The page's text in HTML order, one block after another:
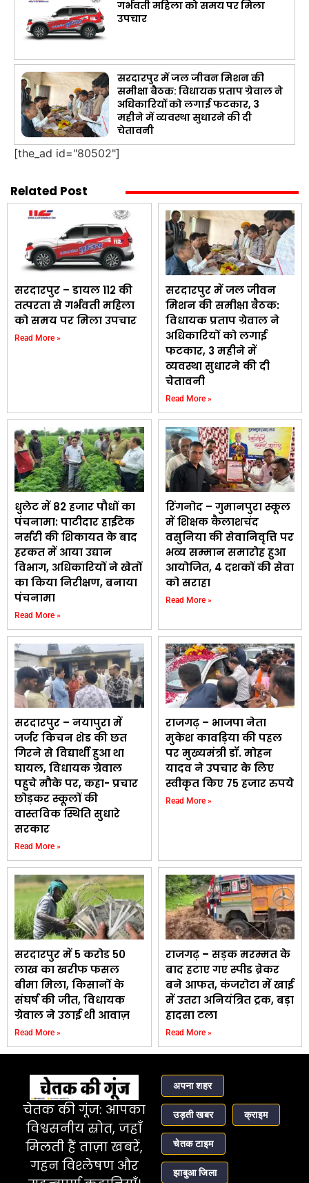
गर्भवती महिला को समय पर मिला
उपचार
सरदारपुर में जल जीवन मिशन की
समीक्षा बैठक: विधायक प्रताप ग्रेवाल ने
अधिकारियों को लगाई फटकार, 3
महीने में व्यवस्था सुधारने की दी
चेतावनी
[the_ad id="80502"]
Related Post
सरदारपुर – डायल 112 की
तत्परता से गर्भवती महिला
को समय पर मिला उपचार
Read More »
सरदारपुर में जल जीवन
मिशन की समीक्षा बैठक:
विधायक प्रताप ग्रेवाल ने
अधिकारियों को लगाई
फटकार, 3 महीने में
व्यवस्था सुधारने की दी
चेतावनी
Read More »
धुलेट में 82 हजार पौधों का
पंचनामा: पाटीदार हाईटेक
नर्सरी की शिकायत के बाद
हरकत में आया उद्यान
विभाग, अधिकारियों ने खेतों
का किया निरीक्षण, बनाया
पंचनामा
Read More »
रिंगनोद – गुमानपुरा स्कूल
में शिक्षक कैलाशचंद
वसुनिया की सेवानिवृत्ति पर
भव्य सम्मान समारोह हुआ
आयोजित, 4 दशकों की सेवा
को सराहा
Read More »
सरदारपुर – नयापुरा में
जर्जर किचन शेड की छत
गिरने से विद्यार्थी हुआ था
घायल, विधायक ग्रेवाल
पहुचे मौके पर, कहा- प्रचार
छोड़कर स्कूलों की
वास्तविक स्थिति सुधारे
सरकार
Read More »
राजगढ़ – भाजपा नेता
मुकेश कावड़िया की पहल
पर मुख्यमंत्री डॉ. मोहन
यादव ने उपचार के लिए
स्वीकृत किए 75 हजार रुपये
Read More »
सरदारपुर में 5 करोड 50
लाख का खरीफ फसल
बीमा मिला, किसानों के
संघर्ष की जीत, विधायक
ग्रेवाल ने उठाई थी आवाज़
Read More »
राजगढ़ – सड़क मरम्मत के
बाद हटाए गए स्पीड ब्रेकर
बने आफत, कंजरोटा में खाई
में उतरा अनियंत्रित ट्रक, बड़ा
हादसा टला
Read More »
चेतक की गूंज: आपका
विश्वसनीय स्रोत, जहाँ
मिलती हैं ताज़ा खबरें,
गहन विश्लेषण और
अपना शहर
उड़ती खबर क्राइम
चेतक टाइम
झाबुआ जिला